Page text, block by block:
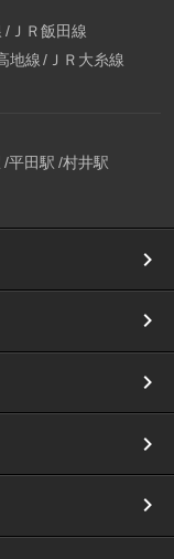
ＪＲ飯田線
地線
ＪＲ大糸線
平田駅 村井駅